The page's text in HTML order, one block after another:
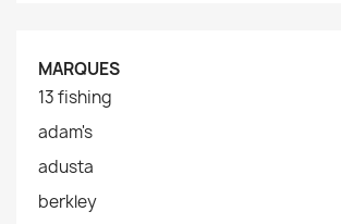
MARQUES
13 fishing
adam's
adusta
berkley